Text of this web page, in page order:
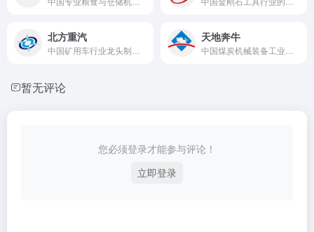
北方重汽 天地奔牛
暂无评论
您必须登录才能参与评论！
立即登录